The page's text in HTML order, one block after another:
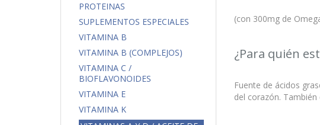
PROTEINAS
SUPLEMENTOS ESPECIALES
VITAMINA B
VITAMINA B (COMPLEJOS)
VITAMINA C /
BIOFLAVONOIDES
VITAMINA E
VITAMINA K
(con 300mg de
¿Para quién
Fuente de ácidos
del corazón.